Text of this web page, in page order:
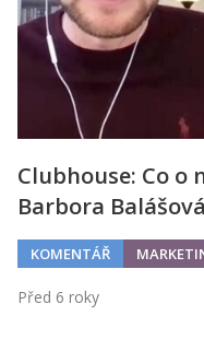
Hledaná fráze
Clubhouse: Co o
Barbora Balášová
KOMENTÁŘ
Před 6 roky